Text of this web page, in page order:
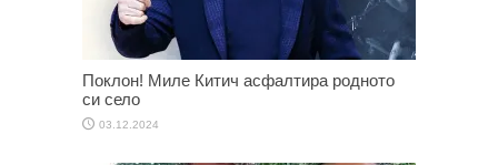
Поклон! Миле Китич асфалтира родното
си село
03.12.2024